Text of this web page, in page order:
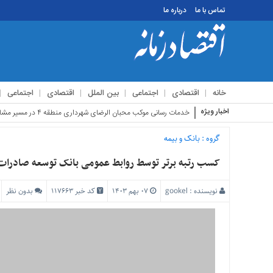
تماس با ما درباره ما
خانه اقتصادی اجتماعی بین الملل اقتصادی اجتماعی
تماس
ما
درباره
اخبار ویژه استقبال زائرین
گروه :بانک و بیمه
کسب رتبه برتر توسط روابط عمومی بانک توسعه
نویسنده : gookel کد خبر 117663 بدون نظر